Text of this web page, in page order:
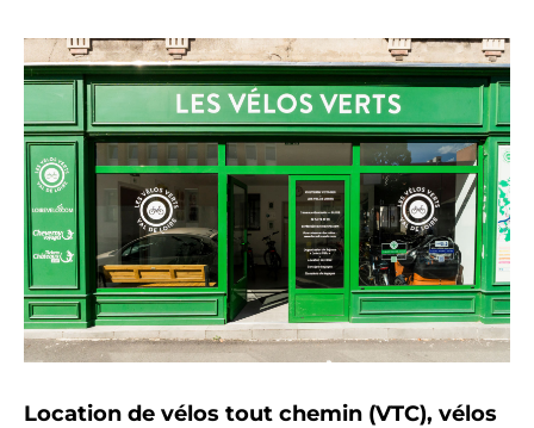
Location de vélos tout chemin (VTC), vélos